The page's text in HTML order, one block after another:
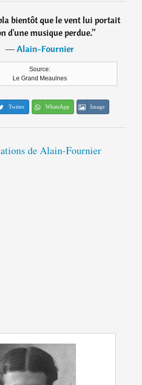
bientôt que le vent lui portait
d'une musique perdue.”
―Alain-Fournier
Source:
Le Grand Meaulnes
Twitter WhatsApp Image
de Alain-Fournier